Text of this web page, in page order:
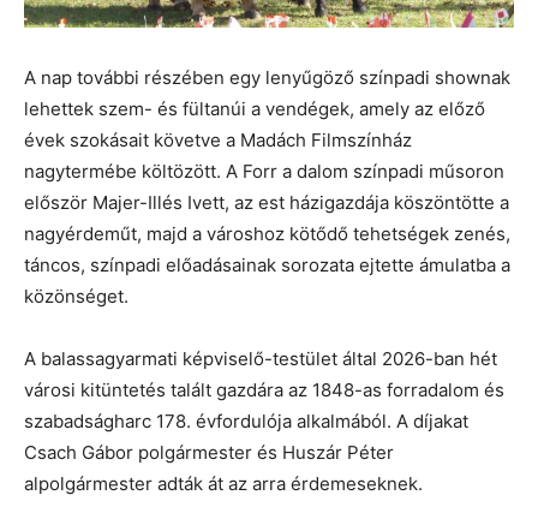
A nap további részében egy lenyűgöző színpadi shownak
lehettek szem- és fültanúi a vendégek, amely az előző
évek szokásait követve a Madách Filmszínház
nagytermébe költözött. A Forr a dalom színpadi műsoron
először Majer-Illés Ivett, az est házigazdája köszöntötte a
nagyérdeműt, majd a városhoz kötődő tehetségek zenés,
táncos, színpadi előadásainak sorozata ejtette ámulatba a
közönséget.
A balassagyarmati képviselő-testület által 2026-ban hét
városi kitüntetés talált gazdára az 1848-as forradalom és
szabadságharc 178. évfordulója alkalmából. A díjakat
Csach Gábor polgármester és Huszár Péter
alpolgármester adták át az arra érdemeseknek.